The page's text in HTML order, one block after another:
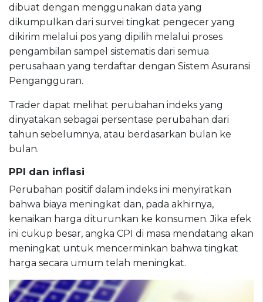
dibuat dengan menggunakan data yang
dikumpulkan dari survei tingkat pengecer yang
dikirim melalui pos yang dipilih melalui proses
pengambilan sampel sistematis dari semua
perusahaan yang terdaftar dengan Sistem Asuransi
Pengangguran.
Trader dapat melihat perubahan indeks yang
dinyatakan sebagai persentase perubahan dari
tahun sebelumnya, atau berdasarkan bulan ke
bulan.
PPI dan inflasi
Perubahan positif dalam indeks ini menyiratkan
bahwa biaya meningkat dan, pada akhirnya,
kenaikan harga diturunkan ke konsumen. Jika efek
ini cukup besar, angka CPI di masa mendatang akan
meningkat untuk mencerminkan bahwa tingkat
harga secara umum telah meningkat.